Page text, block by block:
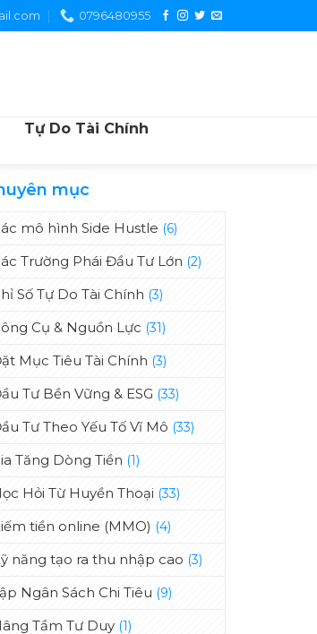
0796480955
Tự Do Tài Chính
mục
mô hình Side Hustle (6)
Trường Phái Đầu Tư Lớn (2)
Số Tự Do Tài Chính (3)
Cụ & Nguồn Lực (31)
Mục Tiêu Tài Chính (3)
Tư Bền Vững & ESG (33)
Tư Theo Yếu Tố Vĩ Mô (33)
Tăng Dòng Tiền (1)
Hỏi Từ Huyền Thoại (33)
tiền online (MMO) (4)
năng tạo ra thu nhập cao (3)
Ngân Sách Chi Tiêu (9)
Tầm Tư Duy (1)